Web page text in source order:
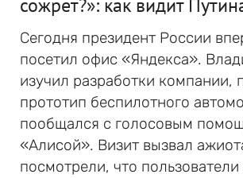
сожрет?»: как видит
Сегодня президент России
посетил офис «Яндекса».
изучил разработки компании,
прототип беспилотного
пообщался с голосовым
«Алисой». Визит вызвал
посмотрели, что